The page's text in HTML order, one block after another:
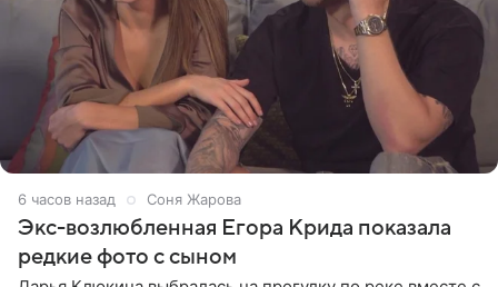
6 часов назад Соня Жарова
Экс-возлюбленная Егора Крида показала
редкие фото с сыном